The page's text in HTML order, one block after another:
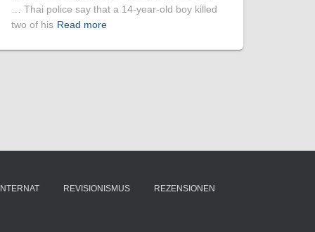
… Thai police say that a 14-year-old boy killed
two of his Read more
REVISIONISMUS REZENSIONEN